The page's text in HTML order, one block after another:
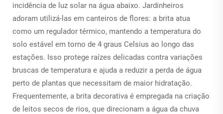
incidência de luz solar na água abaixo. Jardinheiros
adoram utilizá-las em canteiros de flores: a brita atua
como um regulador térmico, mantendo a temperatura do
solo estável em torno de 4 graus Celsius ao longo das
estações. Isso protege raízes delicadas contra variações
bruscas de temperatura e ajuda a reduzir a perda de água
perto de plantas que necessitam de maior hidratação.
Frequentemente, a brita decorativa é empregada na criação
de leitos secos de rios, que direcionam a água da chuva